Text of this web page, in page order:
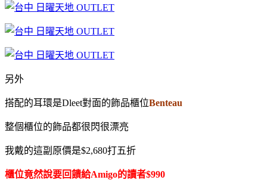
另外
搭配的耳環是Dleet對面的飾品櫃位Benteau
整個櫃位的飾品都很閃很漂亮
我戴的這副原價是$2,680打五折
櫃位竟然說要回饋給Amigo的讀者$990